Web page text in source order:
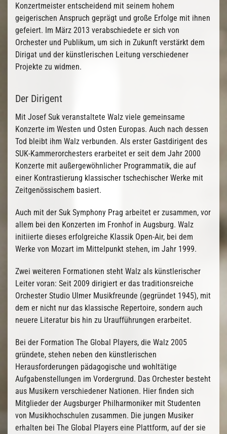
Konzertmeister entscheidend mit seinem hohem
geigerischen Anspruch geprägt und große Erfolge mit ihnen
gefeiert. Im März 2013 verabschiedete er sich von
Orchester und Publikum, um sich in Zukunft verstärkt dem
Dirigat und der künstlerischen Leitung verschiedener
Projekte zu widmen.
Der Dirigent
Mit Josef Suk veranstaltete Walz viele gemeinsame
Konzerte im Westen und Osten Europas. Auch nach dessen
Tod bleibt ihm Walz verbunden. Als erster Gastdirigent des
SUK-Kammerorchesters erarbeitet er seit dem Jahr 2000
Konzerte mit außergewöhnlicher Programmatik, die auf
einer Kontrastierung klassischer tschechischer Werke mit
Zeitgenössischem basiert.
Auch mit der Suk Symphony Prag arbeitet er zusammen, vor
allem bei den Konzerten im Fronhof in Augsburg. Walz
initiierte dieses erfolgreiche Klassik Open-Air, bei dem
Werke von Mozart im Mittelpunkt stehen, im Jahr 1999.
Zwei weiteren Formationen steht Walz als künstlerischer
Leiter voran: Seit 2009 dirigiert er das traditionsreiche
Orchester Studio Ulmer Musikfreunde (gegründet 1945), mit
dem er nicht nur das klassische Repertoire, sondern auch
neuere Literatur bis hin zu Uraufführungen erarbeitet.
Bei der Formation The Global Players, die Walz 2005
gründete, stehen neben den künstlerischen
Herausforderungen pädagogische und wohltätige
Aufgabenstellungen im Vordergrund. Das Orchester besteht
aus Musikern verschiedener Nationen. Hier finden sich
Mitglieder der Augsburger Philharmoniker mit Studenten
von Musikhochschulen zusammen. Die jungen Musiker
erhalten bei The Global Players eine Plattform, auf der sie